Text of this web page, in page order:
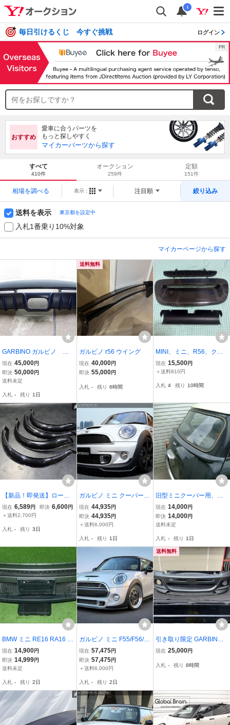
i
毎日引けるくじ 今すぐ挑戦 ログイン
おすすめ
愛車に合うパーツを
もっと探しやすく
マイカーパーツから探す
すべて
410件
オークション
259件
定額
151件
相場を調べる 表示： 注目順 絞り込み
送料を表示 東京都を設定中
入札1番乗り10%対象
マイカーページから探す
GARBINO ガルビノ リ
ア バンパー スポイラ
ー R56 ミニクーパ
ー
現在 45,000円
即決 50,000円
送料未定
入札 - 残り 1日
送料無料
ガルビノ r56 ウイング
現在 40,000円
即決 55,000円
入札 - 残り 6時間
MINI、ミニ、R56、クー
パーS、 JCW、純正、カ
ーボンエアスクープ、エ
張、社外、タービンクー
現在 15,500円
＋送料810円
入札 4 残り 10時間
【新品！即発送】ローバ
ーミニ クラシックミニ E-
XN12A 用 FRP オーバー
点 1台分 黒素地 未塗装 即
現在 6,589円 即決 6,600円
＋送料2,700円
入札 - 残り 3日
ガルビノ ミニ クーパーS
R55/R56/R57 後期 フロ
ントリップスポイラー
現在 44,935円
即決 44,935円
＋送料6,000円
入札 - 残り 1日
旧型ミニクーパー用、リ
アスポイラー
現在 14,000円
即決 14,000円
送料未定
入札 - 残り 1日
BMW ミニ RE16 RA16 R
53 R50 R52 JCWエアロ
キット フロントバンパー
現在 14,900円
即決 14,999円
送料未定
入札 - 残り 2日
ガルビノ ミニ F55/F56/F5
7 フロントリップスポイ
ラー
現在 57,475円
即決 57,475円
＋送料6,000円
入札 - 残り 2日
送料無料
引き取り限定 GARBINO
ガルビノ BMW MINI coop
バンパースポイラー カー
現在 25,000円
入札 - 残り 8時間